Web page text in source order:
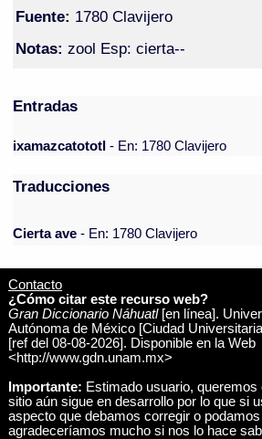
Fuente: 1780 Clavijero
Notas: zool Esp: cierta--
Entradas
ixamazcatototl- En: 1780 Clavijero
Traducciones
Cierta ave - En: 1780 Clavijero
Contacto
¿Cómo citar este recurso web?
Gran Diccionario Náhuatl[en línea].
Autónoma de México [Ciudad
[ref del 08-08-2026]. Disponible en la Web
<http://www.gdn.unam.mx>
Importante: Estimado usuario,
sitio aún sigue en desarrollo por lo que si
aspecto que debamos corregir o
agradeceríamos mucho si nos lo hace